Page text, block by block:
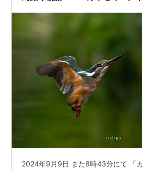
2024年9月9日 また8時43分にて 「